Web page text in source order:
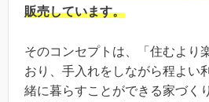
販売しています。
そのコンセプトは、「住むより
おり、手入れをしながら程よい
緒に暮らすことができる家づく